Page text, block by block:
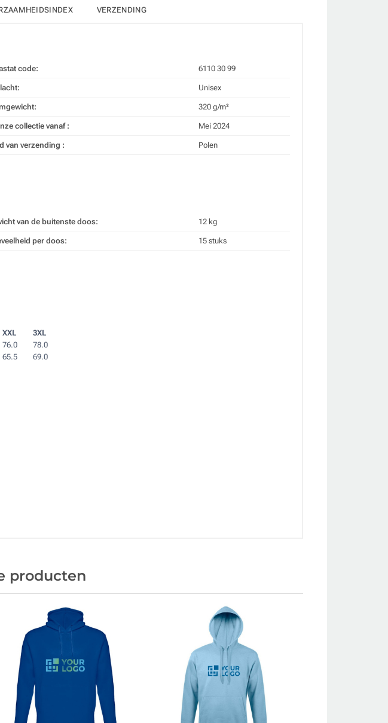
VERZENDING
code: 6110 30 99
Unisex
320 g/m²
collectie vanaf : Mei 2024
van verzending : Polen
van de buitenste doos: 12 kg
per doos: 15 stuks
XXL
3XL
76.0
78.0
65.5 69.0
producten